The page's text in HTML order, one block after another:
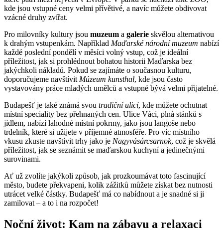
kde jsou vstupné ceny velmi přívětivé, a navíc můžete obdivovat
vzácné druhy zvířat.
Pro milovníky kultury jsou muzeum a galerie skvělou alternativou
k drahým vstupenkám. Například Maďarské národní muzeum nabízí
každé poslední pondělí v měsíci volný vstup, což je ideální
příležitost, jak si prohlédnout bohatou historii Maďarska bez
jakýchkoli nákladů. Pokud se zajímáte o současnou kulturu,
doporučujeme navštívit Múzeum kunsthal, kde jsou často
vystavovány práce mladých umělců a vstupné bývá velmi přijatelné.
Budapešť je také známá svou tradiční ulicí, kde můžete ochutnat
místní speciality bez přehnaných cen. Ulice Váci, plná stánků s
jídlem, nabízí lahodné místní pokrmy, jako jsou langoše nebo
trdelník, které si užijete v příjemné atmosféře. Pro víc místního
vkusu zkuste navštívit trhy jako je Nagyvásárcsarnok, což je skvělá
příležitost, jak se seznámit se maďarskou kuchyní a jedinečnými
surovinami.
Ať už zvolíte jakýkoli způsob, jak prozkoumávat toto fascinující
město, budete překvapeni, kolik zážitků můžete získat bez nutnosti
utrácet velké částky. Budapešť má co nabídnout a je snadné si ji
zamilovat – a to i na rozpočet!
Noční život: Kam na zábavu a relaxaci